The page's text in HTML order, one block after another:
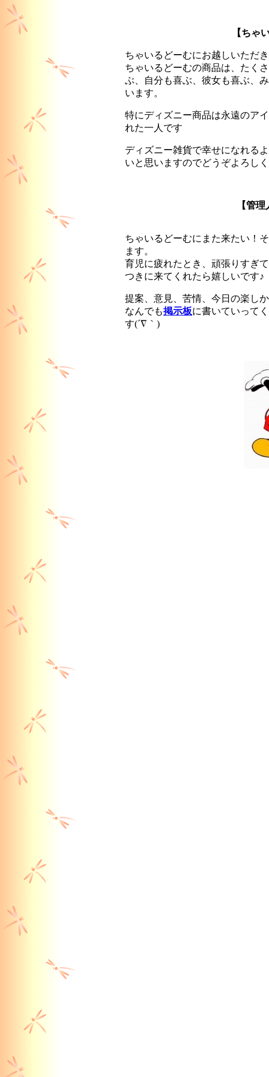
【ちゃ
ちゃいるどーむにお越しいただ
ちゃいるどーむの商品は、たく
ぶ、自分も喜ぶ、彼女も喜ぶ、
います。
特にディズニー商品は永遠のア
れた一人です
ディズニー雑貨で幸せになれる
いと思いますのでどうぞよろし
【管
ちゃいるどーむにまた来たい！
ます。
育児に疲れたとき、頑張りすぎ
つきに来てくれたら嬉しいです♪
提案、意見、苦情、今日の楽し
なんでも掲示板に書いていって
す(´∇｀)